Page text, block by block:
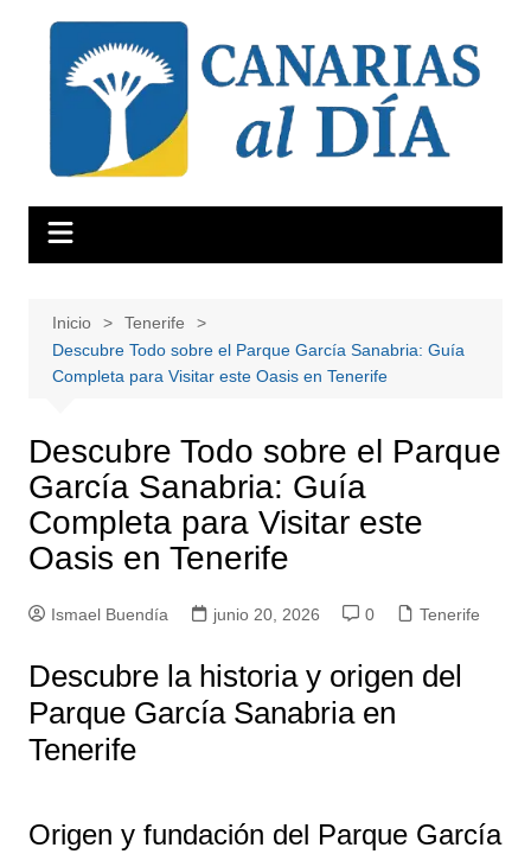
contenido
Inicio
Tenerife
Descubre Todo sobre el Parque García Sanabria: Guía
Completa para Visitar este Oasis en Tenerife
Descubre Todo sobre el Parque
García Sanabria: Guía
Completa para Visitar este
Oasis en Tenerife
Ismael Buendía junio 20, 2026 0 Tenerife
Descubre la historia y origen del
Parque García Sanabria en
Tenerife
Origen y fundación del Parque García